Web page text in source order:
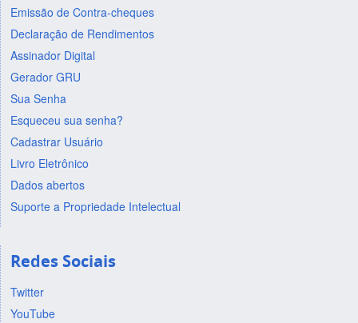
Emissão de Contra-cheques
Declaração de Rendimentos
Assinador Digital
Gerador GRU
Sua Senha
Esqueceu sua senha?
Cadastrar Usuário
Livro Eletrônico
Dados abertos
Suporte a Propriedade Intelectual
Redes Sociais
Twitter
YouTube